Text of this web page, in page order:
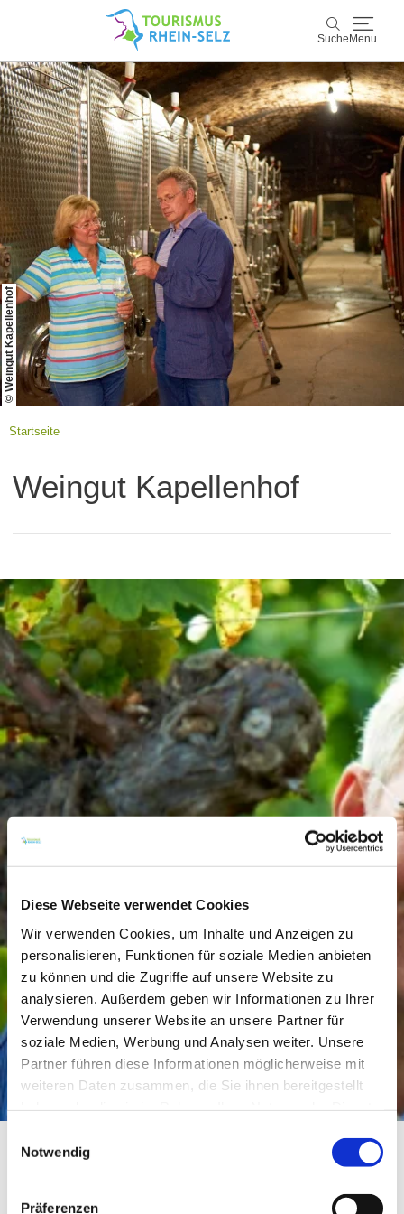
Diese Webseite verwendet Cookies
Wir verwenden Cookies, um Inhalte und Anzeigen zu
personalisieren, Funktionen für soziale Medien anbieten
zu können und die Zugriffe auf unsere Website zu
analysieren. Außerdem geben wir Informationen zu Ihrer
Verwendung unserer Website an unsere Partner für
soziale Medien, Werbung und Analysen weiter. Unsere
Partner führen diese Informationen möglicherweise mit
weiteren Daten zusammen, die Sie ihnen bereitgestellt
Notwendig
Präferenzen
Suche Menu
Suche
Rhein-Selz
Entdecken & Erleben
Wein & Genuss
Kultur & Events
Buchen & Service
© Weingut Kapellenhof
Startseite
Weingut Kapellenhof
dem 14. Jahrhundert mit Jugendstilvilla und